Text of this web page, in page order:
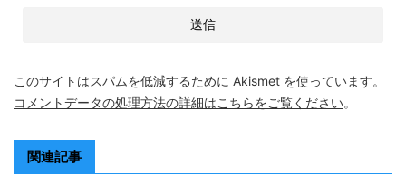
このサイトはスパムを低減するために Akismet を使っています。
コメントデータの処理方法の詳細はこちらをご覧ください。
関連記事